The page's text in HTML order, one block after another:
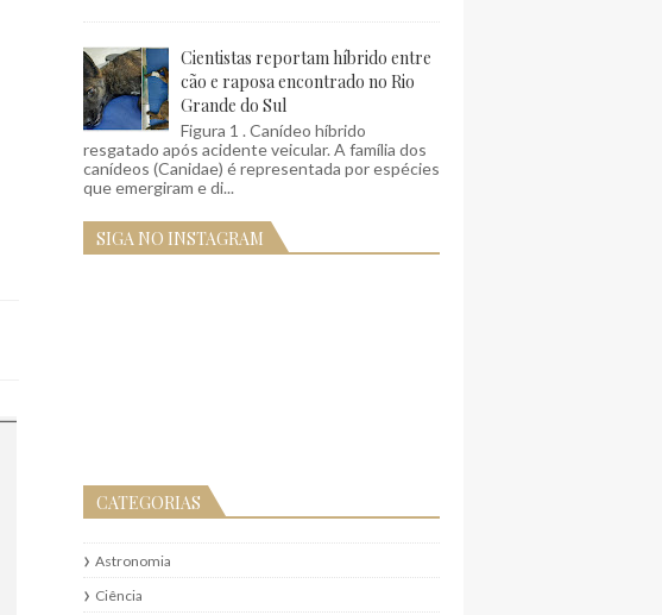
Cientistas reportam híbrido entre
cão e raposa encontrado no Rio
Grande do Sul
Figura 1 . Canídeo híbrido
resgatado após acidente veicular. A família dos
canídeos (Canidae) é representada por espécies
que emergiram e di...
SIGA NO INSTAGRAM
CATEGORIAS
Astronomia
Ciência